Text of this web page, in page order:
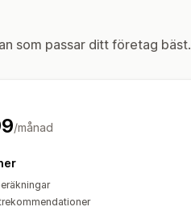
som passar ditt företag bäst.
/månad